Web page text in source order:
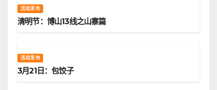
活动发布
清明节：博山13线之山寨篇
活动发布
3月21日：包饺子